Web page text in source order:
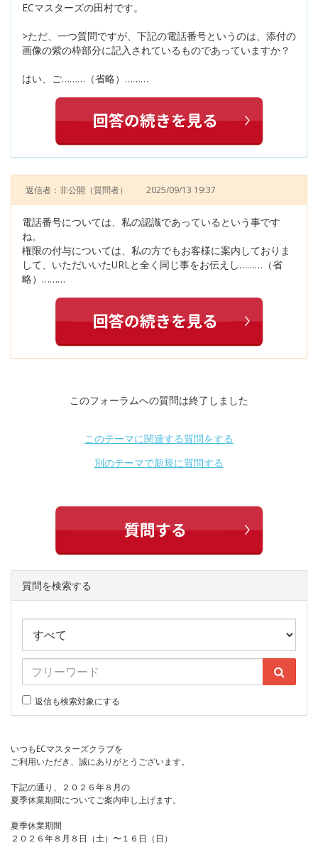
ECマスターズの田村です。
>ただ、一つ質問ですが、下記の電話番号というのは、添付の
画像の紫の枠部分に記入されているものであっていますか？
はい、ご………（省略）………
返信者：非公開 （質問者） 2025/09/13 19:37
電話番号については、私の認識であっているという事です
ね。
権限の付与については、私の方でもお客様に案内しておりま
して、いただいいたURLと全く同じ事をお伝えし………（省
略）………
このフォーラムへの質問は終了しました
このテーマに関連する質問をする
別のテーマで新規に質問する
質問を検索する
返信も検索対象にする
いつもECマスターズクラブを
ご利用いただき、誠にありがとうございます。
下記の通り、２０２６年８月の
夏季休業期間についてご案内申し上げます。
夏季休業期間
２０２６年８月８日（土）〜１６日（日）